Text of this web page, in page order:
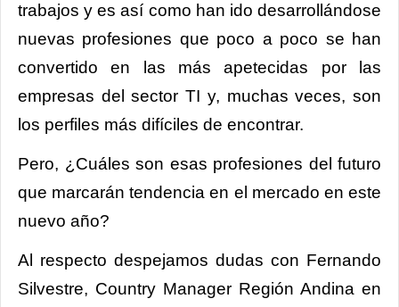
trabajos y es así como han ido desarrollándose
nuevas profesiones que poco a poco se han
convertido en las más apetecidas por las
empresas del sector TI y, muchas veces, son
los perfiles más difíciles de encontrar.
Pero, ¿Cuáles son esas profesiones del futuro
que marcarán tendencia en el mercado en este
nuevo año?
Al respecto despejamos dudas con Fernando
Silvestre, Country Manager Región Andina en